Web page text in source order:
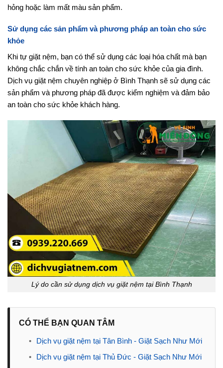
hỏng hoặc làm mất màu sản phẩm.
Sử dụng các sản phẩm và phương pháp an toàn cho sức
khỏe
Khi tự giặt nệm, bạn có thể sử dụng các loại hóa chất mà bạn
không chắc chắn về tính an toàn cho sức khỏe của gia đình.
Dịch vụ giặt nệm chuyên nghiệp ở Bình Thạnh sẽ sử dụng các
sản phẩm và phương pháp đã được kiểm nghiệm và đảm bảo
an toàn cho sức khỏe khách hàng.
Lý do cần sử dụng dịch vụ giặt nệm tại Bình Thạnh
CÓ THỂ BẠN QUAN TÂM
•
Dịch vụ giặt nệm tại Tân Bình - Giặt Sạch Như Mới
•
Dịch vụ giặt nệm tại Thủ Đức - Giặt Sạch Như Mới